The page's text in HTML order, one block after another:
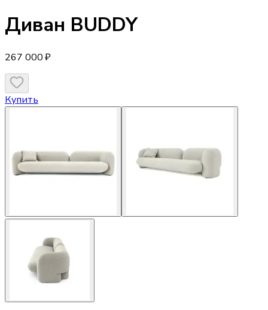
Диван BUDDY
267 000 ₽
Купить